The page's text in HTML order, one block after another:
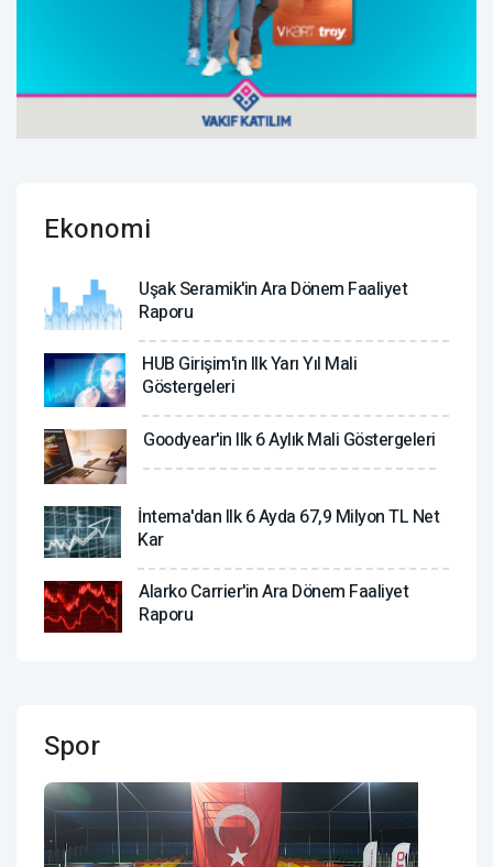
Ekonomi
Uşak Seramik'in Ara Dönem Faaliyet
Raporu
HUB Girişim'in Ilk Yarı Yıl Mali
Göstergeleri
Goodyear'in Ilk 6 Aylık Mali Göstergeleri
İntema'dan Ilk 6 Ayda 67,9 Milyon TL Net
Kar
Alarko Carrier'in Ara Dönem Faaliyet
Raporu
Spor